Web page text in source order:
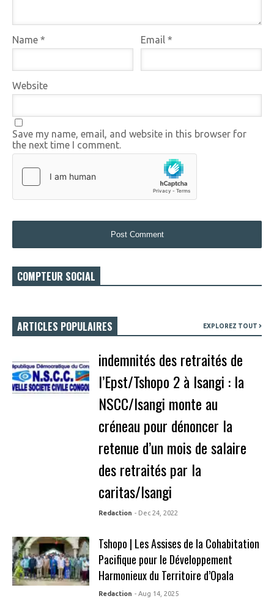
Name * Email*
Website
Save my name, email, and website in this browser for
the next time I comment.
COMPTEUR SOCIAL
ARTICLES POPULAIRES EXPLOREZ TOUT
indemnités des retraités de
l’Epst/Tshopo 2 à Isangi : la
NSCC/Isangi monte au
créneau pour dénoncer la
retenue d’un mois de salaire
des retraités par la
caritas/Isangi
Redaction - Dec 24, 2022
Tshopo | Les Assises de la Cohabitation
Pacifique pour le Développement
Harmonieux du Territoire d’Opala
Redaction - Aug 14, 2025